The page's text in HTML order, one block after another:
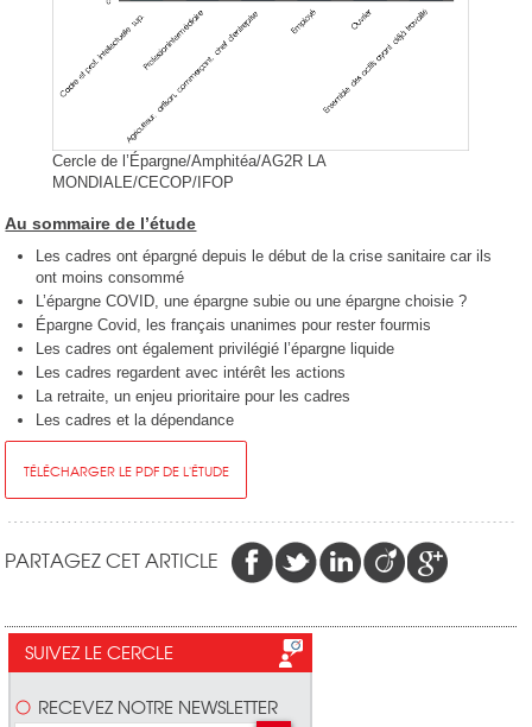
Cercle de l’Épargne/Amphitéa/AG2R LA
MONDIALE/CECOP/IFOP
Au sommaire de l’étude
Les cadres ont épargné depuis le début de la crise sanitaire car ils
ont moins consommé
L’épargne COVID, une épargne subie ou une épargne choisie ?
Épargne Covid, les français unanimes pour rester fourmis
Les cadres ont également privilégié l’épargne liquide
Les cadres regardent avec intérêt les actions
La retraite, un enjeu prioritaire pour les cadres
Les cadres et la dépendance
TÉLÉCHARGER LE PDF DE L'ÉTUDE
PARTAGEZ CET ARTICLE
SUIVEZ LE CERCLE
RECEVEZ NOTRE NEWSLETTER